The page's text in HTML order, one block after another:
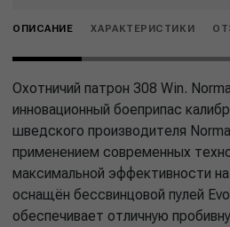
ОПИСАНИЕ ХАРАКТЕРИСТИКИ
Охотничий патрон 308 Win.
инновационный боеприпас
шведского производителя
применением современных
максимальной эффективности
оснащён бессвинцовой пулей
обеспечивает отличную